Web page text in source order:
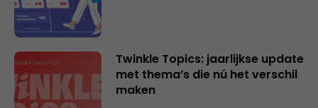
Twinkle Topics: jaarlijkse update
met thema’s die nú het verschil
maken